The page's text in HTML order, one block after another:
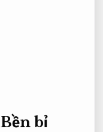
Bền bỉ